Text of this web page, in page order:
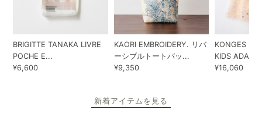
BRIGITTE TANAKA LIVRE
POCHE E...
¥6,600
KAORI EMBROIDERY. リバ
ーシブルトートバッ...
¥9,350
KONGES
KIDS ADA...
¥16,060
新着アイテムを見る